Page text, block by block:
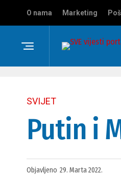
O nama Marketing
SVIJET
Putin i
Objavljeno 29. Marta 2022.